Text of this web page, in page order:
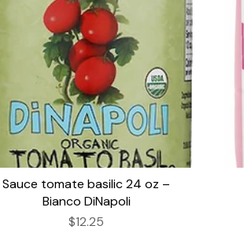
Sauce tomate basilic 24 oz –
Bianco DiNapoli
$12.25